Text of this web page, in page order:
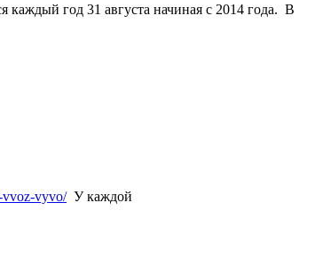
каждый год 31 августа начиная с 2014 года. В
vvoz-vyvo/У каждой